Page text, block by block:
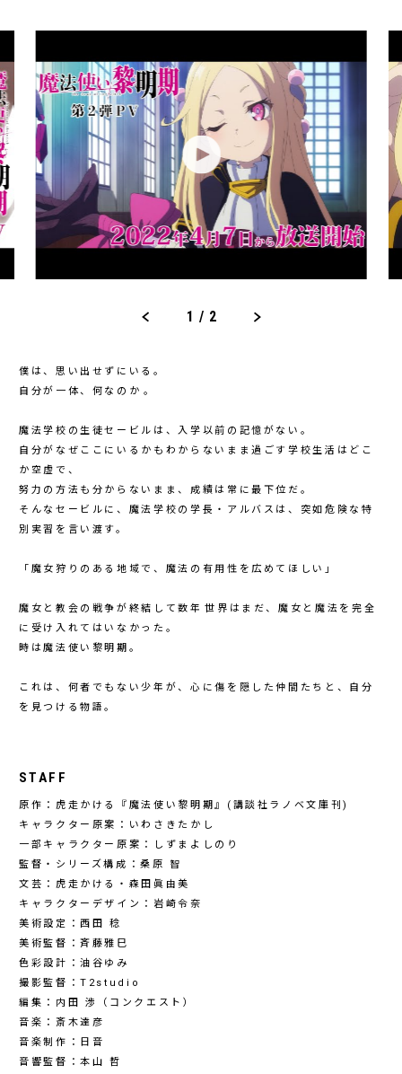
1 / 2
僕は、思い出せずにいる。
自分が一体、何なのか――。
魔法学校の生徒セービルは、入学以前の記憶がない。
自分がなぜここにいるかもわからないまま過ごす学校生活はどこ
か空虚で、
努力の方法も分からないまま、成績は常に最下位だ。
そんなセービルに、魔法学校の学長・アルバスは、突如危険な特
別実習を言い渡す。
「魔女狩りのある地域で、魔法の有用性を広めてほしい」
魔女と教会の戦争が終結して数年――世界はまだ、魔女と魔法を完全
に受け入れてはいなかった。
時は魔法使い黎明期。
これは、何者でもない少年が、心に傷を隠した仲間たちと、自分
を見つける物語。
STAFF
原作：虎走かける『魔法使い黎明期』(講談社ラノベ文庫刊)
キャラクター原案：いわさきたかし
一部キャラクター原案：しずまよしのり
監督・シリーズ構成：桑原 智
文芸：虎走かける・森田眞由美
キャラクターデザイン：岩崎令奈
美術設定：西田 稔
美術監督：斉藤雅巳
色彩設計：油谷ゆみ
撮影監督：T2studio
編集：内田 渉（コンクエスト）
音楽：斎木達彦
音楽制作：日音
音響監督：本山 哲